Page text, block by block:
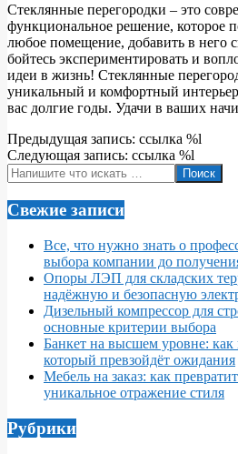
Стеклянные перегородки – это
функциональное решение, которое
любое помещение, добавить в него
бойтесь экспериментировать и
идеи в жизнь! Стеклянные
уникальный и комфортный
вас долгие годы. Удачи в ваших
2024-
09-
09
Предыдущая запись: ссылка %l
Следующая запись: ссылка %l
Поиск
Свежие записи
Все, что нужно знать о
выбора компании до
Опоры ЛЭП для складских
надёжную и безопасную
Дизельный компрессор для
основные критерии выбора
Банкет на высшем уровне: как
который превзойдёт ожидания
Мебель на заказ: как
уникальное отражение стиля
Рубрики